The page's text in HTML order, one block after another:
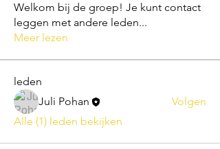
Welkom bij de groep! Je kunt contact
leggen met andere leden...
Meer lezen
leden
Juli Pohan
Volgen
Alle (1) leden bekijken